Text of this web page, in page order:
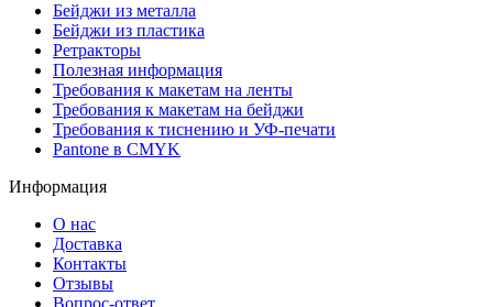
Бейджи из металла
Бейджи из пластика
Ретракторы
Полезная информация
Требования к макетам на ленты
Требования к макетам на бейджи
Требования к тиснению и УФ-печати
Pantone в CMYK
Информация
О нас
Доставка
Контакты
Отзывы